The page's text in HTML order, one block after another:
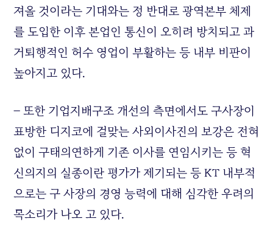
져올 것이라는 기대와는 정 반대로 광역본부 체제
를 도입한 이후 본업인 통신이 오히려 방치되고 과
거퇴행적인 허수 영업이 부활하는 등 내부 비판이
높아지고 있다.
– 또한 기업지배구조 개선의 측면에서도 구사장이
표방한 디지코에 걸맞는 사외이사진의 보강은 전혀
없이 구태의연하게 기존 이사를 연임시키는 등 혁
신의지의 실종이란 평가가 제기되는 등 KT 내부적
으로는 구 사장의 경영 능력에 대해 심각한 우려의
목소리가 나오 고 있다.